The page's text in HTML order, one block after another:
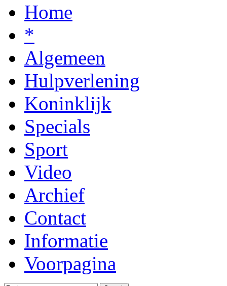
Home
*
Algemeen
Hulpverlening
Koninklijk
Specials
Sport
Video
Archief
Contact
Informatie
Voorpagina